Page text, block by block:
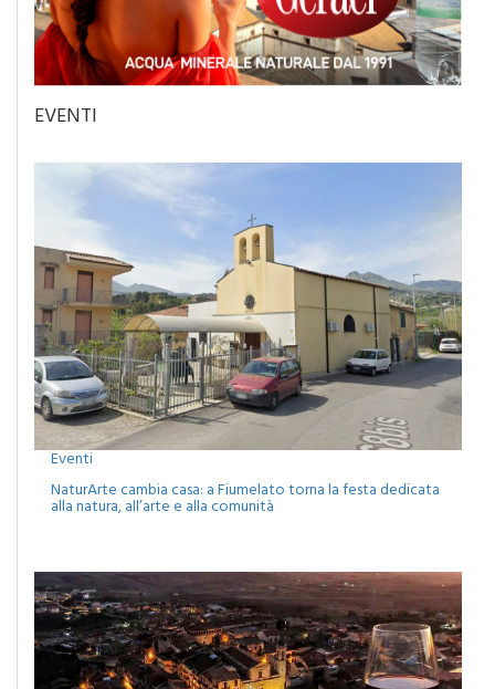
EVENTI
Eventi
NaturArte cambia casa: a Fiumelato torna la festa dedicata
alla natura, all’arte e alla comunità